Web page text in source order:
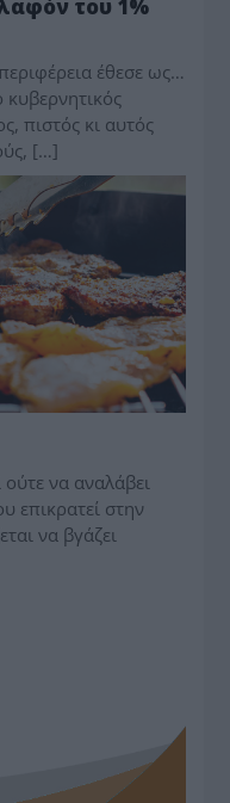
του 1%
έθεσε ως…
πιστός κι αυτός
[…]
να αναλάβει
επικρατεί στην
να βγάζει